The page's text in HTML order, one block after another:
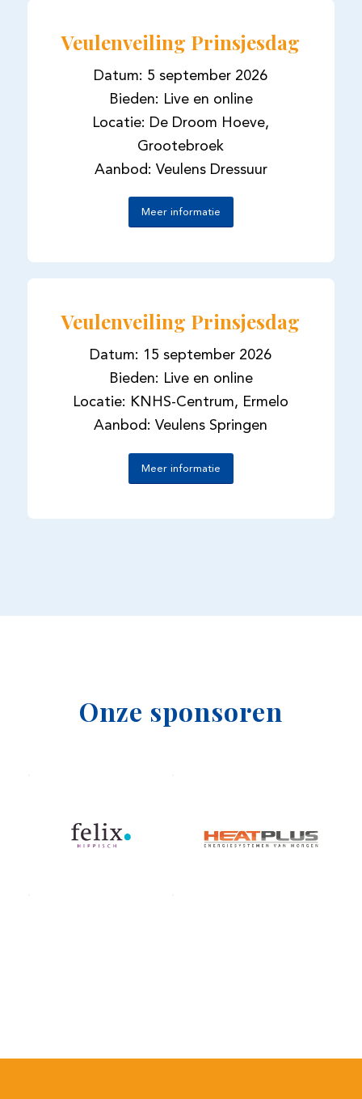
Veulenveiling Prinsjesdag
Datum: 5 september 2026
Bieden: Live en online
Locatie: De Droom Hoeve,
Grootebroek
Aanbod: Veulens Dressuur
Meer informatie
Veulenveiling Prinsjesdag
Datum: 15 september 2026
Bieden: Live en online
Locatie: KNHS-Centrum, Ermelo
Aanbod: Veulens Springen
Meer informatie
Onze sponsoren